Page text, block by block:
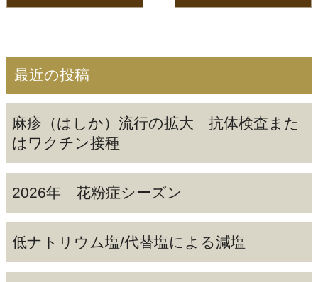
最近の投稿
麻疹（はしか）流行の拡大 抗体検査また
はワクチン接種
2026年 花粉症シーズン
低ナトリウム塩/代替塩による減塩